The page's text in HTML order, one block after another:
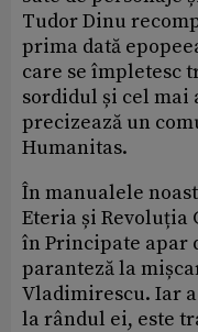
Tudor Dinu
prima dată
care se împletesc
sordidul și cel mai
precizează un
Humanitas.
În manualele
Eteria și Revoluția
în Principate apar
paranteză la
Vladimirescu. Iar
la rândul ei, este